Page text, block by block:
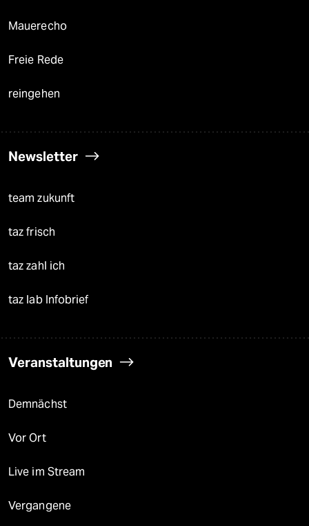
Mauerecho
Freie Rede
reingehen
Newsletter
team zukunft
taz frisch
taz zahl ich
taz lab Infobrief
Veranstaltungen
Demnächst
Vor Ort
Live im Stream
Vergangene